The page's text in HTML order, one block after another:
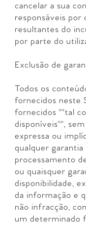
cancelar a sua
responsáveis por
resultantes do
por parte do
Exclusão de
Todos os
fornecidos neste
fornecidos ""tal
disponíveis"",
expressa ou
qualquer
processamento
ou quaisquer
disponibilidade,
da informação e
não infracção,
um determinado